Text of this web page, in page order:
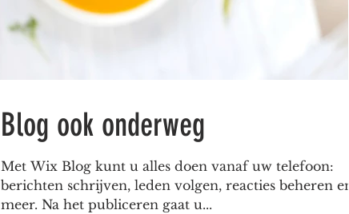
Blog ook onderweg
Met Wix Blog kunt u alles doen vanaf uw telefoon:
berichten schrijven, leden volgen, reacties beheren en
meer. Na het publiceren gaat u...